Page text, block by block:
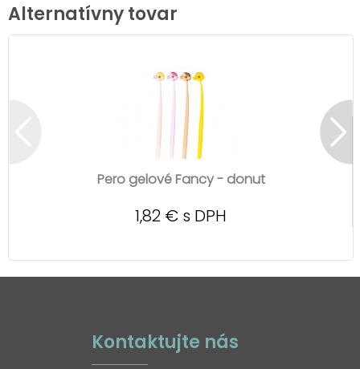
Alternatívny tovar
Pero gelové Fancy - donut
1,82 € s DPH
Kontaktujte nás